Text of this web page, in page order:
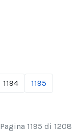
1194
1195
Pagina 1195 di 1208